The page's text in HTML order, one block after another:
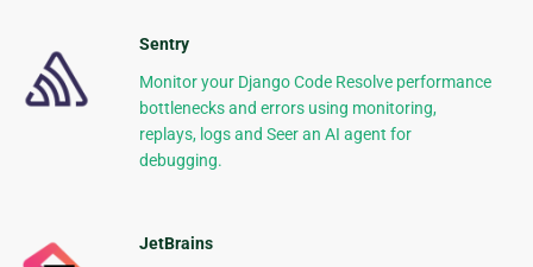
Sentry
Monitor your Django Code Resolve performance
bottlenecks and errors using monitoring,
replays, logs and Seer an AI agent for
debugging.
JetBrains